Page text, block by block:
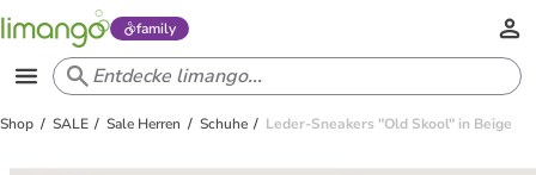
family
Shop SALE Sale Herren Schuhe Leder-Sneakers "Old Skool" in Beige